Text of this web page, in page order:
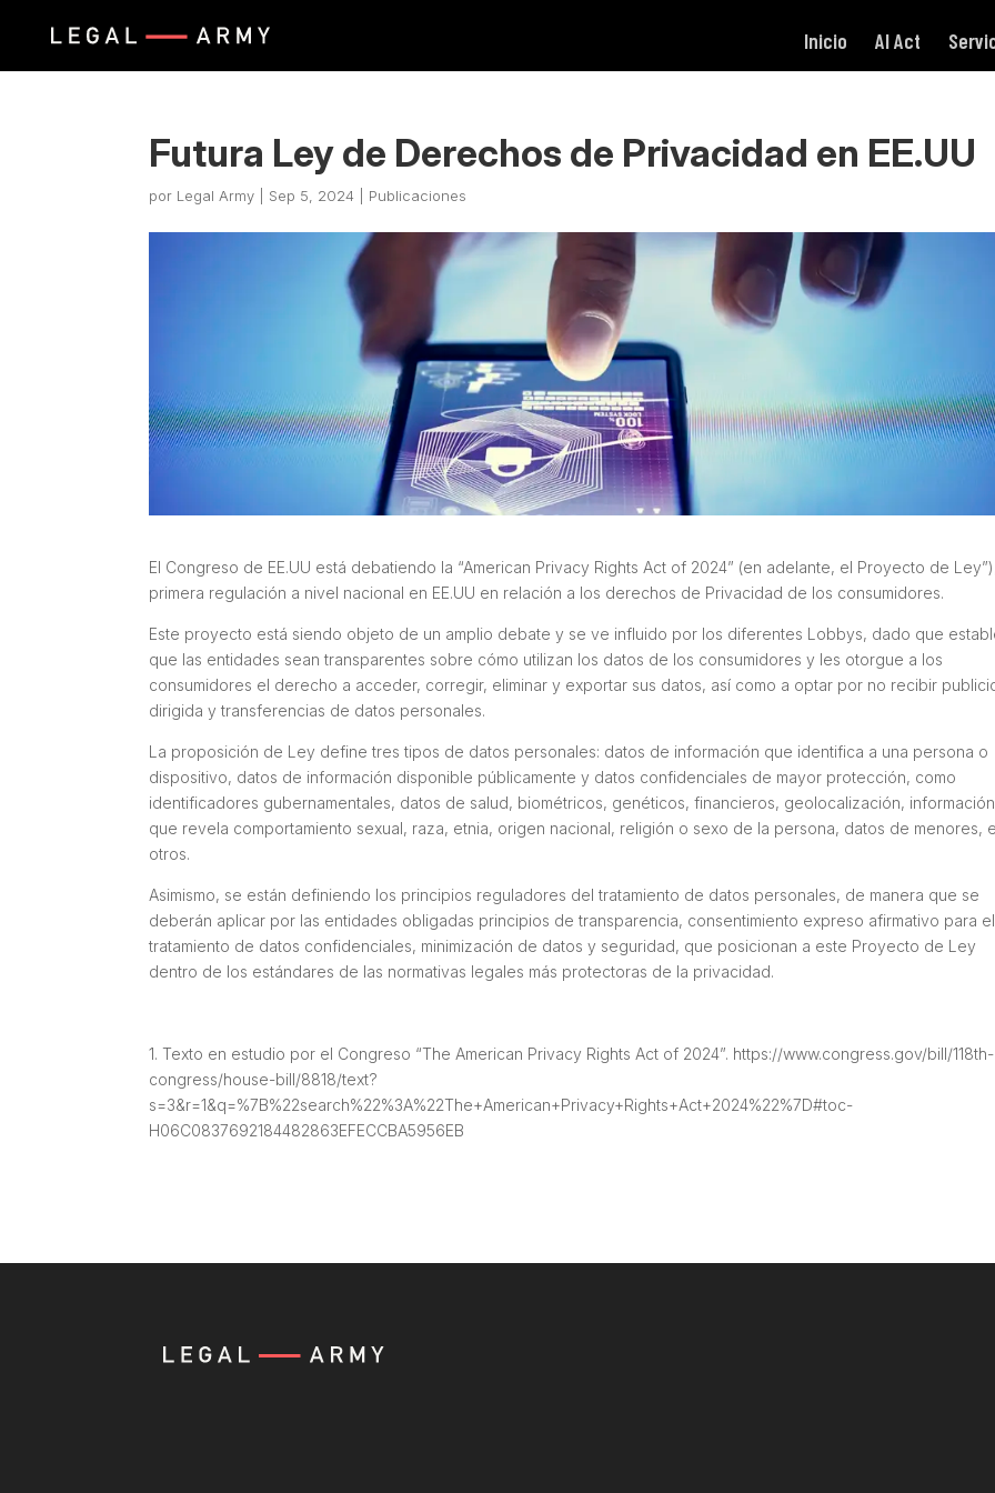
Inicio AI Act
Futura Ley de Derechos de Privacidad en EE.UU
por Legal Army Sep 5, 2024 Publicaciones
El Congreso de EE.UU está debatiendo la “American Privacy Rights Act of 2024” (en adelante, el Proyecto de
primera regulación a nivel nacional en EE.UU en relación a los derechos de Privacidad de los consumidores.
Este proyecto está siendo objeto de un amplio debate y se ve influido por los diferentes Lobbys, dado que
que las entidades sean transparentes sobre cómo utilizan los datos de los consumidores y les otorgue a los
consumidores el derecho a acceder, corregir, eliminar y exportar sus datos, así como a optar por no recibir
dirigida y transferencias de datos personales.
La proposición de Ley define tres tipos de datos personales: datos de información que identifica a una persona o
dispositivo, datos de información disponible públicamente y datos confidenciales de mayor protección, como
identificadores gubernamentales, datos de salud, biométricos, genéticos, financieros, geolocalización, información
que revela comportamiento sexual, raza, etnia, origen nacional, religión o sexo de la persona, datos de menores,
otros.
Asimismo, se están definiendo los principios reguladores del tratamiento de datos personales, de manera que se
deberán aplicar por las entidades obligadas principios de transparencia, consentimiento expreso afirmativo para el
tratamiento de datos confidenciales, minimización de datos y seguridad, que posicionan a este Proyecto de Ley
dentro de los estándares de las normativas legales más protectoras de la privacidad.
1. Texto en estudio por el Congreso “The American Privacy Rights Act of 2024”. https://www.congress.gov/bill/118th-
congress/house-bill/8818/text?
s=3&r=1&q=%7B%22search%22%3A%22The+American+Privacy+Rights+Act+2024%22%7D#toc-
H06C0837692184482863EFECCBA5956EB